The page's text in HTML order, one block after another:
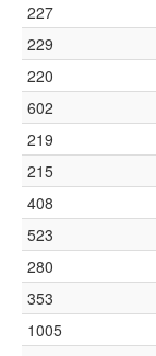
227
229
220
602
219
215
408
523
280
353
1005